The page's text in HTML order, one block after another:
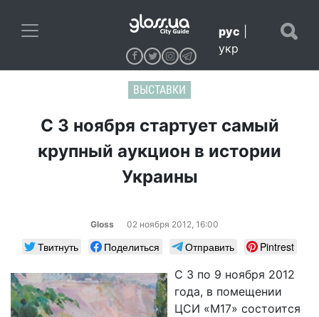
рус
укр
ВЫСТАВКИ
C 3 ноября стартует самый
крупный аукцион в истории
Украины
Gloss 02 ноября 2012, 16:00
Твитнуть Поделиться Отправить
Pintrest
С 3 по 9 ноября 2012
года, в помещении
ЦСИ «М17» состоится